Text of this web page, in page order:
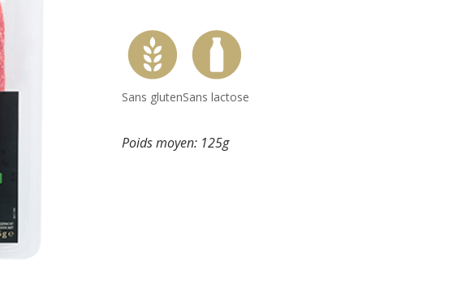
Sans glutenSans lactose
Poids moyen: 125g